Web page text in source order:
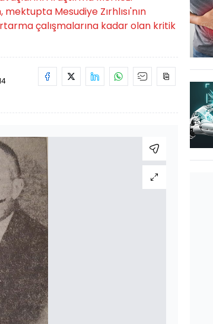
Mesudiye Zırhlısı'nın
çalışmalarına kadar olan kritik